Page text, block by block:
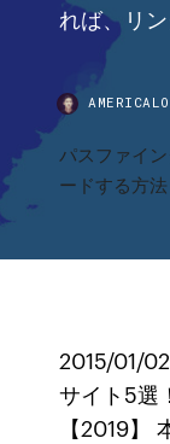
れば、リ
パスファイ
ードする方法
2015/01/
サイト5選
【2019】